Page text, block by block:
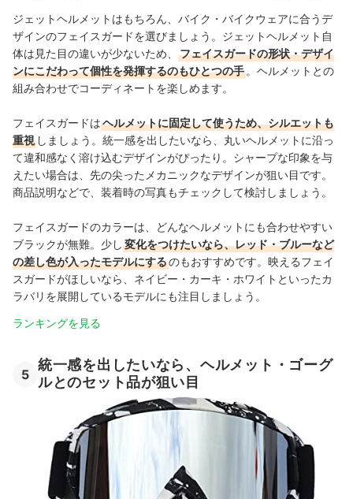
ジェットヘルメットはもちろん、バイク・バイクウェアに合うデ
ザインのフェイスガードを選びましょう。ジェットヘルメット自
体は見た目の違いが少ないため、
フェイスガードの形状・デザイ
ンにこだわって個性を発揮するのもひとつの手 。ヘルメットとの
組み合わせでコーディネートを楽しめます。
フェイスガードはヘルメットに固定して使うため、シルエットも
重視 しましょう 。統一感を出したいなら、丸いヘルメットに沿っ
て違和感なく溶け込むデザインがぴったり。シャープな印象を与
えたい場合は、先の尖ったメカニックなデザインが狙い目です。
商品説明などで、装着時の写真もチェックして検討しましょう。
フェイスガードのカラーは、どんなヘルメットにも合わせやすい
ブラックが無難。少し 変化をつけたいなら、レッド・ブルーなど
の差し色が入ったモデルにするのもおすすめです。映えるフェイ
スガードがほしいなら、ネイビー・カーキ・ホワイトといったカ
ラバリを展開しているモデルにも注目しましょう。
ランキングを見る
5
統一感を出したいなら、ヘルメット・ゴーグ
ルとのセット品が狙い目